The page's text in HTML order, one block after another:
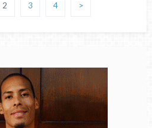
2 3 4 >